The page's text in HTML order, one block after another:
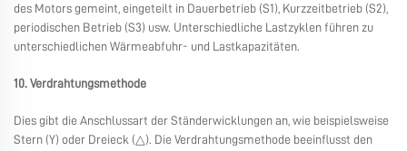
des Motors gemeint, eingeteilt in Dauerbetrieb (S1), Kurzzeitbetrieb (S2),
periodischen Betrieb (S3) usw. Unterschiedliche Lastzyklen führen zu
unterschiedlichen Wärmeabfuhr- und Lastkapazitäten.
10. Verdrahtungsmethode
Dies gibt die Anschlussart der Ständerwicklungen an, wie beispielsweise
Stern (Y) oder Dreieck (△). Die Verdrahtungsmethode beeinflusst den